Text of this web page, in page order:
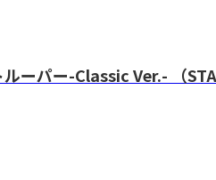
ーパー-Classic Ver.- （